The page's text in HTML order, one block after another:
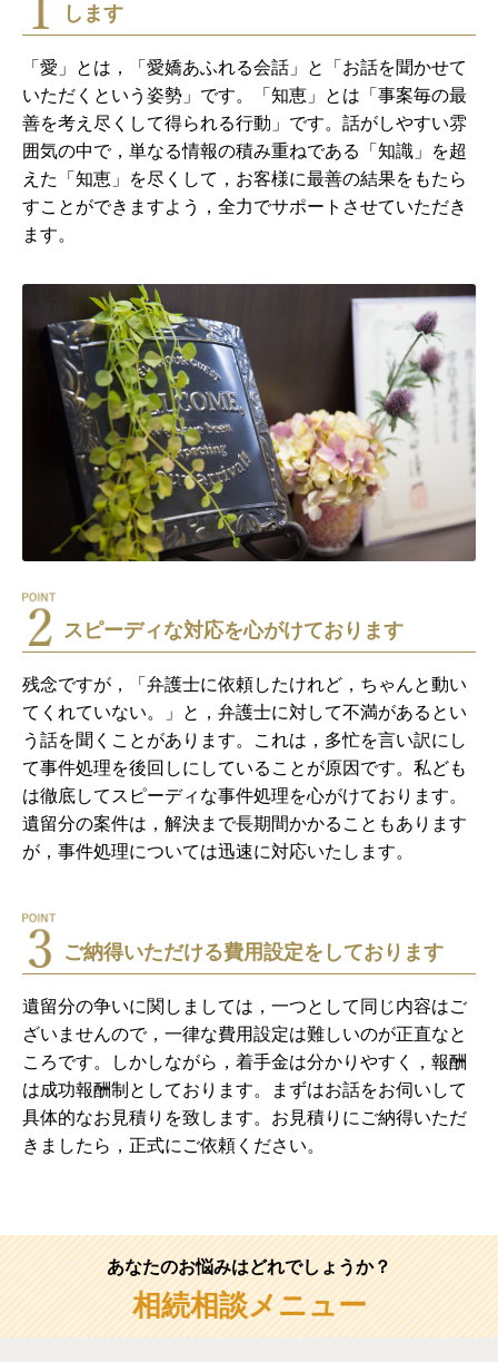
します
「愛」とは，「愛嬌あふれる会話」と「お話を聞かせて
いただくという姿勢」です。「知恵」とは「事案毎の最
善を考え尽くして得られる行動」です。話がしやすい雰
囲気の中で，単なる情報の積み重ねである「知識」を超
えた「知恵」を尽くして，お客様に最善の結果をもたら
すことができますよう，全力でサポートさせていただき
ます。
スピーディな対応を心がけております
残念ですが，「弁護士に依頼したけれど，ちゃんと動い
てくれていない。」と，弁護士に対して不満があるとい
う話を聞くことがあります。これは，多忙を言い訳にし
て事件処理を後回しにしていることが原因です。私ども
は徹底してスピーディな事件処理を心がけております。
遺留分の案件は，解決まで長期間かかることもあります
が，事件処理については迅速に対応いたします。
ご納得いただける費用設定をしております
遺留分の争いに関しましては，一つとして同じ内容はご
ざいませんので，一律な費用設定は難しいのが正直なと
ころです。しかしながら，着手金は分かりやすく，報酬
は成功報酬制としております。まずはお話をお伺いして
具体的なお見積りを致します。お見積りにご納得いただ
きましたら，正式にご依頼ください。
あなたのお悩みはどれでしょうか？
相続相談メニュー